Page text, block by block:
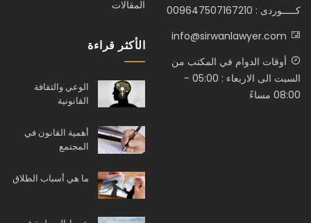
كـــــوردى : 009647507167210
info@sirwanlawyer.com
أوقات الدوام في المكتب من
السبت الى الاربعاء : 05:00 -
08:00 مساءً
المقالات
الأكثر قراءة
الوعي والثقافة
القانونية
أهمية القانون في
المجتمع
ما هي أسباب الطلاق